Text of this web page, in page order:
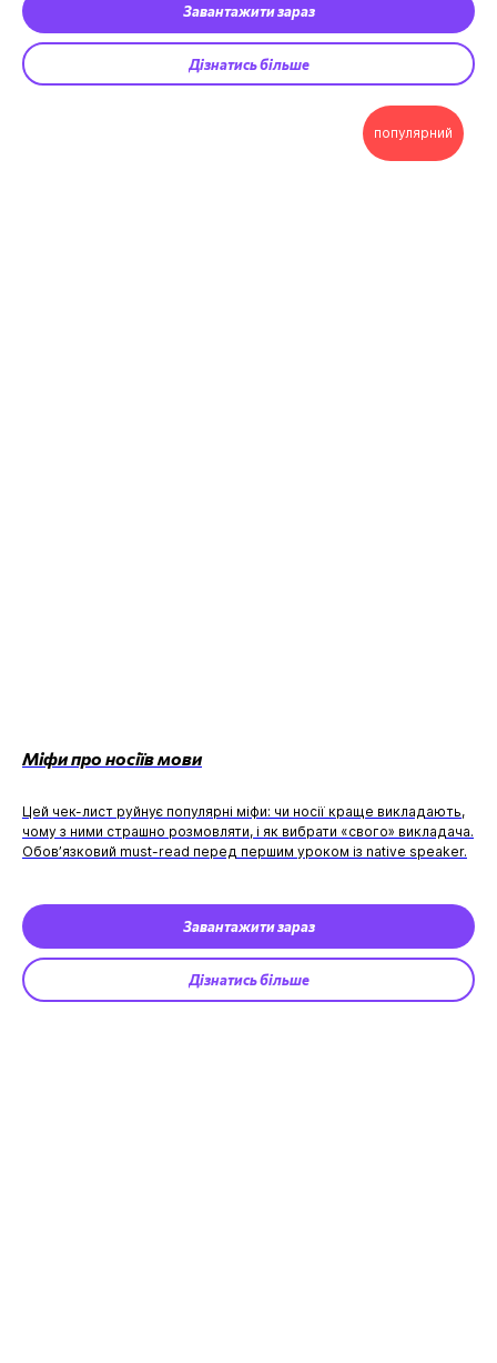
Завантажити зараз
Дізнатись більше
популярний
Міфи про носіїв мови
Цей чек-лист руйнує популярні міфи: чи носії краще викладають,
чому з ними страшно розмовляти, і як вибрати «свого» викладача.
Обов’язковий must-read перед першим уроком із native speaker.
Завантажити зараз
Дізнатись більше